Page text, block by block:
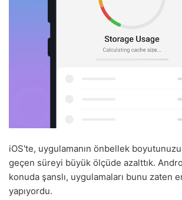
iOS'te, uygulamanın önbellek
geçen süreyi büyük ölçüde azalttık.
konuda şanslı, uygulamaları bunu zaten
yapıyordu.